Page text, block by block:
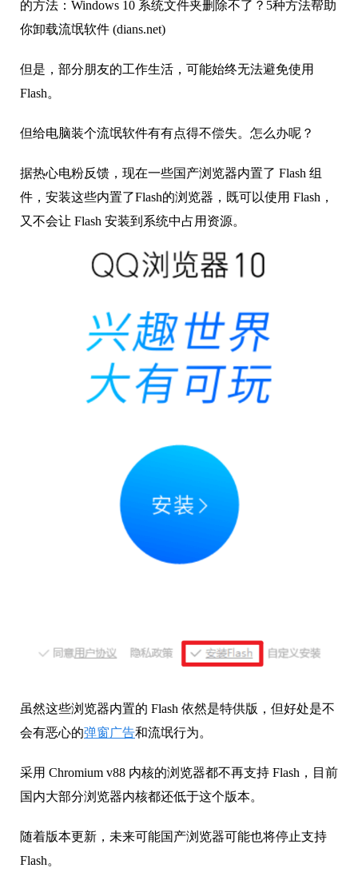
的方法：Windows 10 系统文件夹删除不了？5种方法帮助
你卸载流氓软件 (dians.net)
但是，部分朋友的工作生活，可能始终无法避免使用
Flash。
但给电脑装个流氓软件有有点得不偿失。怎么办呢？
据热心电粉反馈，现在一些国产浏览器内置了 Flash 组
件，安装这些内置了Flash的浏览器，既可以使用 Flash，
又不会让 Flash 安装到系统中占用资源。
虽然这些浏览器内置的 Flash 依然是特供版，但好处是不
会有恶心的弹窗广告和流氓行为。
采用 Chromium v88 内核的浏览器都不再支持 Flash，目前
国内大部分浏览器内核都还低于这个版本。
随着版本更新，未来可能国产浏览器可能也将停止支持
Flash。